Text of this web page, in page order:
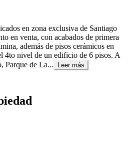
en zona exclusiva de Santiago
en venta, con acabados de primera
además de pisos cerámicos en
4to nivel de un edificio de 6 pisos. A
Parque de La...
Leer más